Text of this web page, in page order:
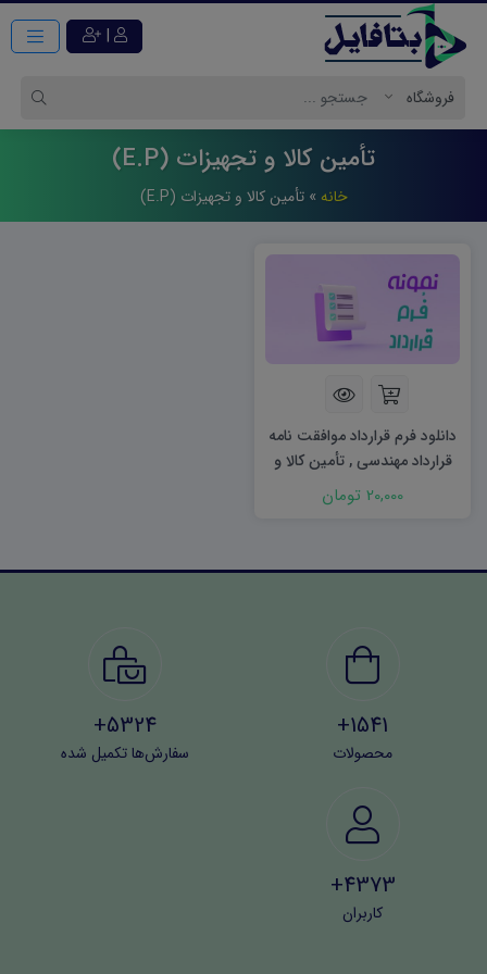
|
تأمین کالا و تجهیزات (E.P)
خانه »تأمین کالا و تجهیزات (E.P)
دانلود فرم قرارداد موافقت نامه
قرارداد مهندسی , تأمین کالا و
تجهیزات (E.P)
20,000 تومان
1541+
محصولات
5324+
سفارش‌ها تکمیل شده
4373+
کاربران